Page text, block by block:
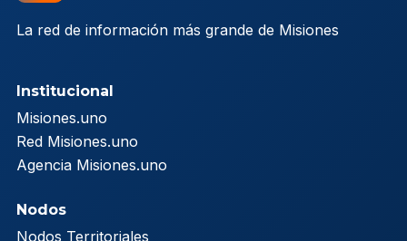
La red de información más grande de Misiones
Institucional
Misiones.uno
Red Misiones.uno
Agencia Misiones.uno
Nodos
Nodos Territoriales